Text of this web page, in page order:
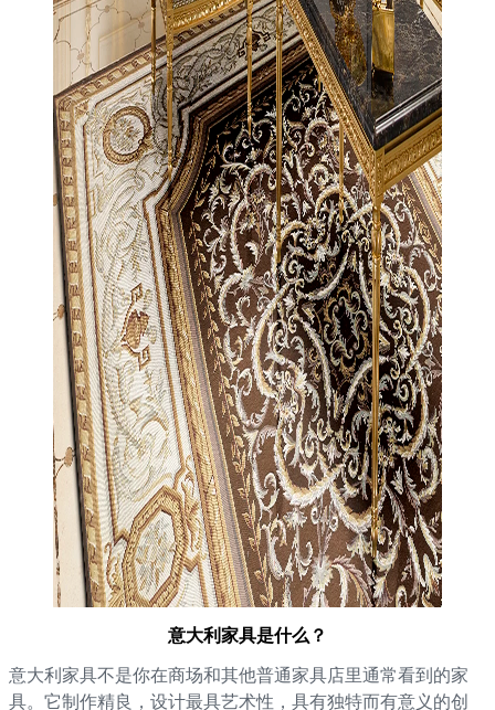
意大利家具是什么？
意大利家具不是你在商场和其他普通家具店里通常看到的家
具。它制作精良，设计最具艺术性，具有独特而有意义的创